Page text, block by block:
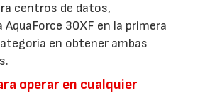
centros de datos,
30XF en la primera
en obtener ambas
operar en cualquier